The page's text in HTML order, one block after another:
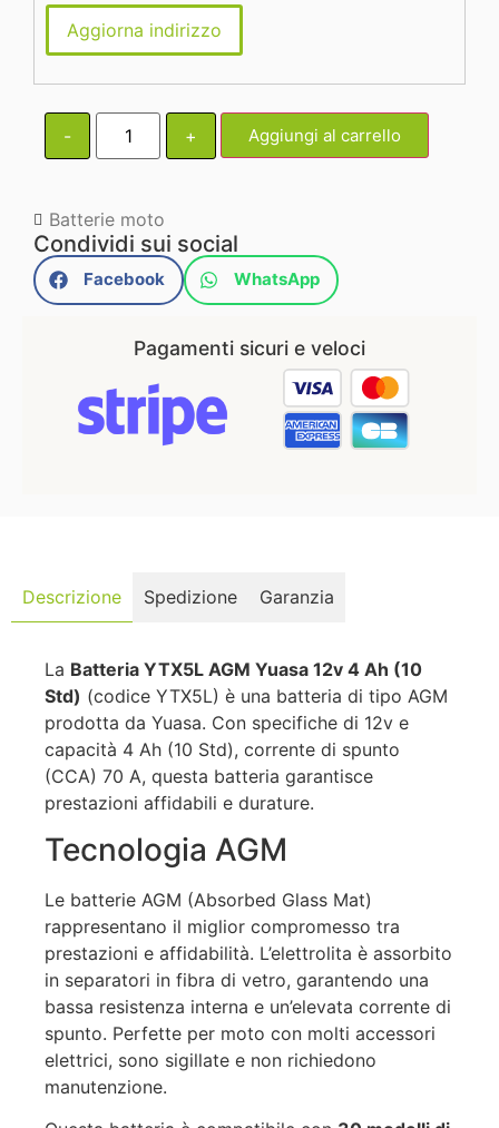
Aggiorna indirizzo
- + Aggiungi al carrello
Batterie moto
Condividi sui social
Facebook WhatsApp
Pagamenti sicuri e veloci
Descrizione Spedizione Garanzia
La Batteria YTX5L AGM Yuasa 12v 4 Ah (10
Std) (codice YTX5L) è una batteria di tipo AGM
prodotta da Yuasa. Con specifiche di 12v e
capacità 4 Ah (10 Std), corrente di spunto
(CCA) 70 A, questa batteria garantisce
prestazioni affidabili e durature.
Tecnologia AGM
Le batterie AGM (Absorbed Glass Mat)
rappresentano il miglior compromesso tra
prestazioni e affidabilità. L’elettrolita è assorbito
in separatori in fibra di vetro, garantendo una
bassa resistenza interna e un’elevata corrente di
spunto. Perfette per moto con molti accessori
elettrici, sono sigillate e non richiedono
manutenzione.